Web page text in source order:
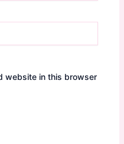
website in this browser